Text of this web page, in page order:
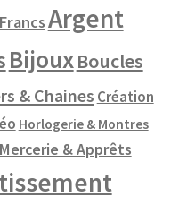
Argent
BijouxBoucles
& Chaines Création
Horlogerie & Montres
Mercerie & Apprêts